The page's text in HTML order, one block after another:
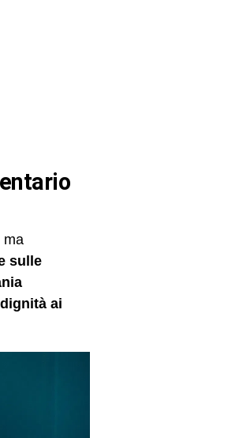
ma
sulle
ai